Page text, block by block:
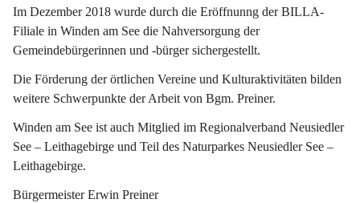
Im Dezember 2018 wurde durch die Eröffnunng der BILLA-
Filiale in Winden am See die Nahversorgung der
Gemeindebürgerinnen und -bürger sichergestellt.
Die Förderung der örtlichen Vereine und Kulturaktivitäten bilden
weitere Schwerpunkte der Arbeit von Bgm. Preiner.
Winden am See ist auch Mitglied im Regionalverband Neusiedler
See – Leithagebirge und Teil des Naturparkes Neusiedler See –
Leithagebirge.
Bürgermeister Erwin Preiner